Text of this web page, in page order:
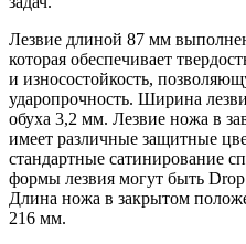
Лезвие длиной 87 мм
которая обеспечивает
и износостойкость,
ударопрочность. Ширина
обуха 3,2 мм. Лезвие ножа в
имеет различные защитные
стандартные сатинирование
формы лезвия могут быть
Длина ножа в закрытом
216 мм.